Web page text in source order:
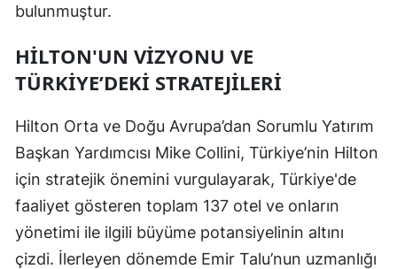
bulunmuştur.
HILTON'UN VIZYONU VE
TÜRKIYE’DEKI STRATEJILERI
Hilton Orta ve Doğu Avrupa’dan Sorumlu Yatırım
Başkan Yardımcısı Mike Collini, Türkiye’nin Hilton
için stratejik önemini vurgulayarak, Türkiye'de
faaliyet gösteren toplam 137 otel ve onların
yönetimi ile ilgili büyüme potansiyelinin altını
çizdi. İlerleyen dönemde Emir Talu’nun uzmanlığı